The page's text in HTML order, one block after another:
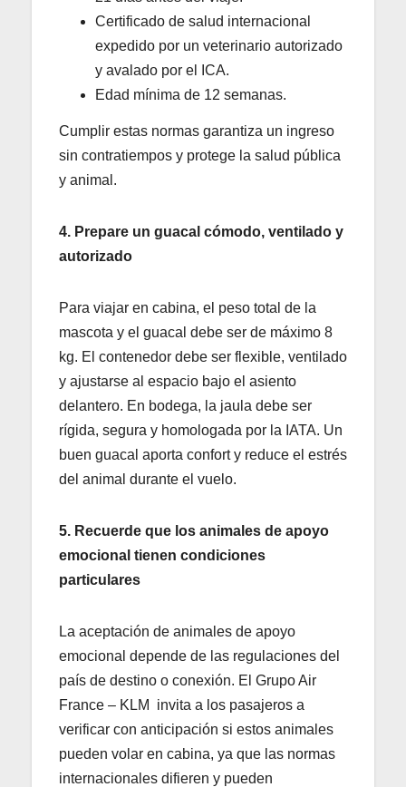
Certificado de salud internacional
expedido por un veterinario autorizado
y avalado por el ICA.
Edad mínima de 12 semanas.
Cumplir estas normas garantiza un ingreso
sin contratiempos y protege la salud pública
y animal.
4. Prepare un guacal cómodo, ventilado y
autorizado
Para viajar en cabina, el peso total de la
mascota y el guacal debe ser de máximo 8
kg. El contenedor debe ser flexible, ventilado
y ajustarse al espacio bajo el asiento
delantero. En bodega, la jaula debe ser
rígida, segura y homologada por la IATA. Un
buen guacal aporta confort y reduce el estrés
del animal durante el vuelo.
5. Recuerde que los animales de apoyo
emocional tienen condiciones
particulares
La aceptación de animales de apoyo
emocional depende de las regulaciones del
país de destino o conexión. El Grupo Air
France – KLM invita a los pasajeros a
verificar con anticipación si estos animales
pueden volar en cabina, ya que las normas
internacionales difieren y pueden